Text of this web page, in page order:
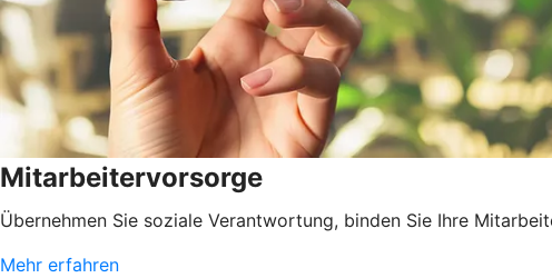
Mitarbeitervorsorge
Übernehmen Sie soziale Verantwortung, binden Sie Ihre
Mehr erfahren